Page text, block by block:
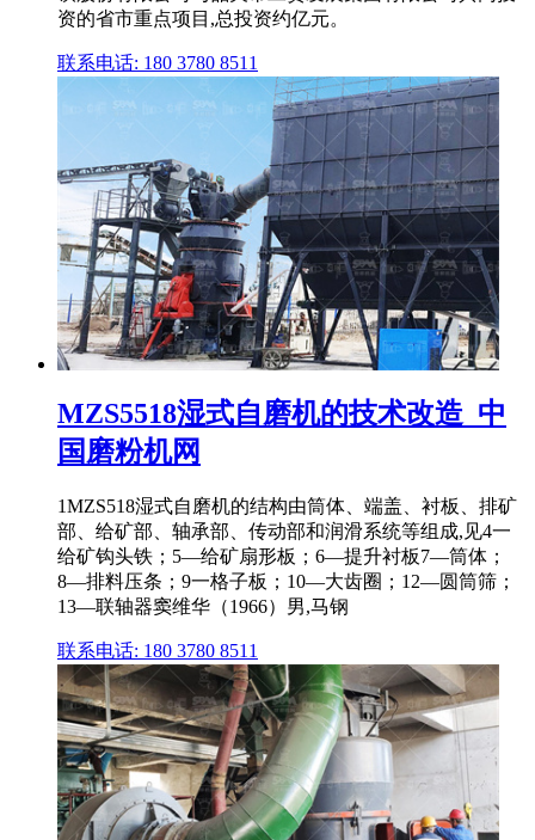
资的省市重点项目,总投资约亿元。
联系电话: 180 3780 8511
MZS5518湿式自磨机的技术改造_中
国磨粉机网
1MZS518湿式自磨机的结构由筒体、端盖、衬板、排矿
部、给矿部、轴承部、传动部和润滑系统等组成,见4一
给矿钩头铁；5―给矿扇形板；6―提升衬板7―筒体；
8―排料压条；9一格子板；10―大齿圈；12―圆筒筛；
13―联轴器窦维华（1966）男,马钢
联系电话: 180 3780 8511